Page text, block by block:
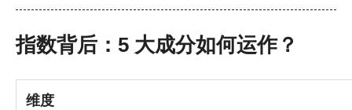
指数背后：5 大成分如何运作？
维度